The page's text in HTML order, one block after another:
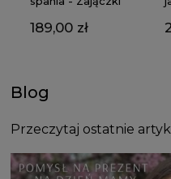
189,00 zł
Blog
Przeczytaj ostatnie